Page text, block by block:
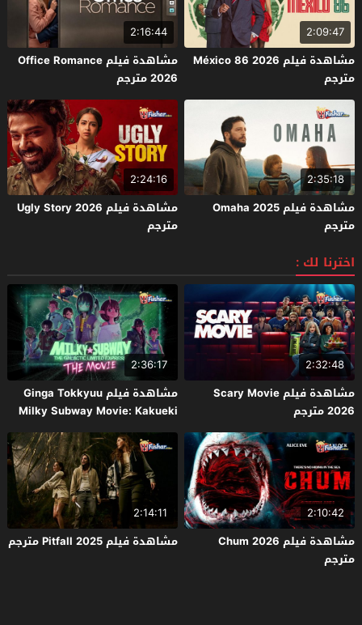
2:09:47
مشاهدة فيلم México 86 2026
مترجم
2:16:44
مشاهدة فيلم Office Romance
2026 مترجم
2:35:18
مشاهدة فيلم Omaha 2025
مترجم
2:24:16
مشاهدة فيلم Ugly Story 2026
مترجم
اخترنا لك :
2:32:48
مشاهدة فيلم Scary Movie
2026 مترجم
2:36:17
مشاهدة فيلم Ginga Tokkyuu
Milky Subway Movie: Kakueki
Teisha Gekijou Yuki 2026 مترجم
2:10:42
مشاهدة فيلم Chum 2026
مترجم
2:14:11
مشاهدة فيلم Pitfall 2025 مترجم